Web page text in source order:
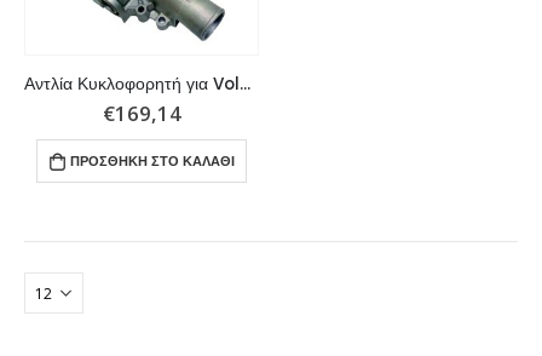
Αντλία Κυκλοφορητή για Volvo Penta, αντικαθιστά τους γνήσιους 3587508, 828023
€169,14
ΠΡΟΣΘΉΚΗ ΣΤΟ ΚΑΛΆΘΙ